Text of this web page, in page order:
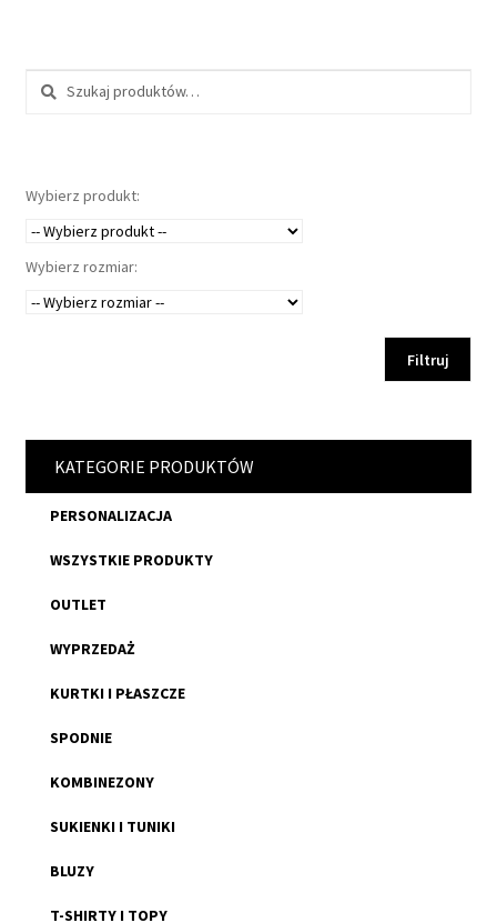
Szukaj:
Wybierz produkt:
Wybierz rozmiar:
Filtruj
KATEGORIE PRODUKTÓW
PERSONALIZACJA
WSZYSTKIE PRODUKTY
OUTLET
WYPRZEDAŻ
KURTKI I PŁASZCZE
SPODNIE
KOMBINEZONY
SUKIENKI I TUNIKI
BLUZY
T-SHIRTY I TOPY